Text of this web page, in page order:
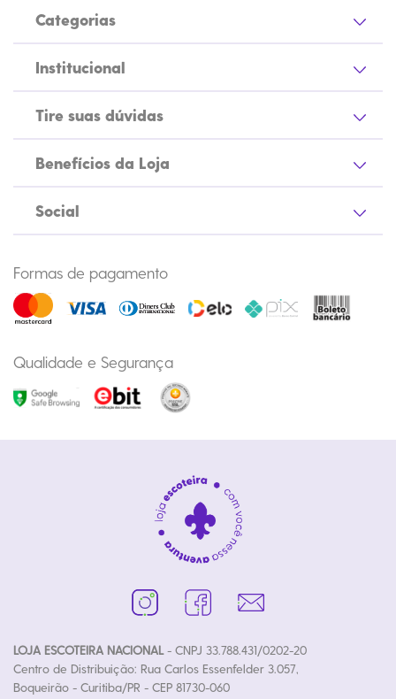
Categorias
Institucional
Tire suas dúvidas
Benefícios da Loja
Social
Formas de pagamento
Qualidade e Segurança
LOJA ESCOTEIRA NACIONAL- CNPJ 33.788.431/0202-20
Centro de Distribuição: Rua Carlos Essenfelder 3.057,
Boqueirão - Curitiba/PR - CEP 81730-060